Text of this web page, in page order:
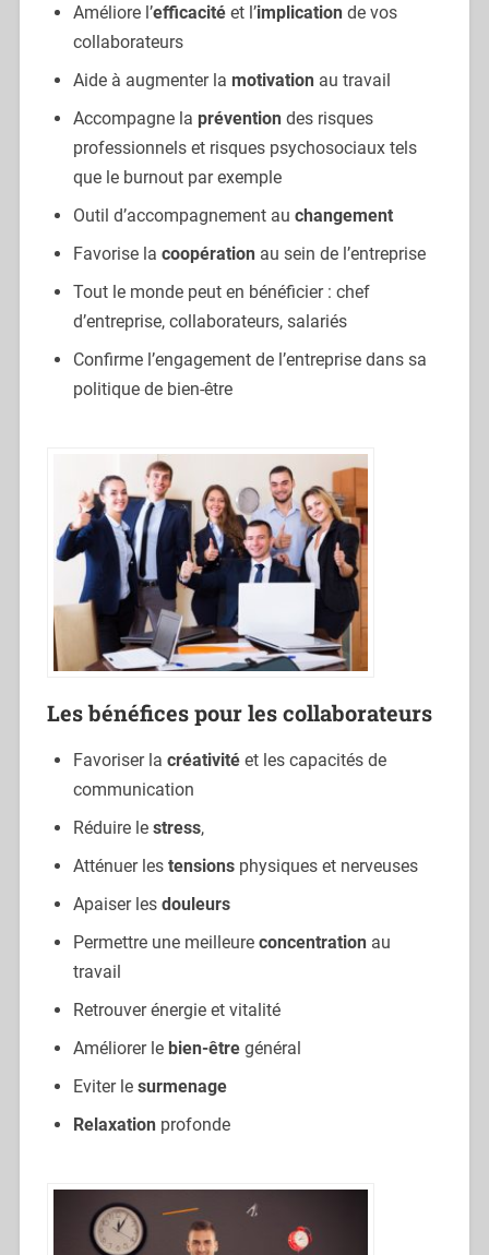
Améliore l’efficacitéet l’implicationde vos
collaborateurs
Aide à augmenter la motivationau travail
Accompagne la préventiondes risques
professionnels et risques psychosociaux tels
que le burnout par exemple
Outil d’accompagnement au changement
Favorise la coopérationau sein de l’entreprise
Tout le monde peut en bénéficier : chef
d’entreprise, collaborateurs, salariés
Confirme l’engagement de l’entreprise dans sa
politique de bien-être
Les bénéfices pour les collaborateurs
Favoriser la créativitéet les capacités de
communication
Réduire le stress,
Atténuer les tensionsphysiques et nerveuses
Apaiser les douleurs
Permettre une meilleure concentrationau
travail
Retrouver énergie et vitalité
Améliorer le bien-êtregénéral
Eviter le surmenage
Relaxationprofonde